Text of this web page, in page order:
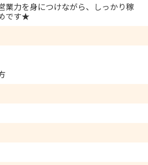
業力を身につけながら、しっかり稼
です★